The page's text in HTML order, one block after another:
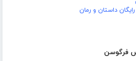
داستان و رمان
فرگوسن